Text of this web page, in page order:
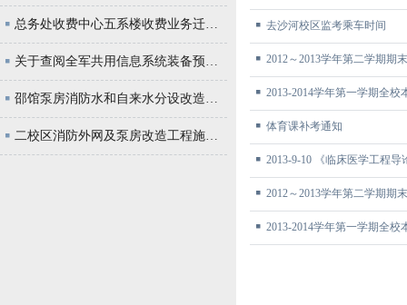
总务处收费中心五系楼收费业务迁址通知
关于查阅全军共用信息系统装备预研第一批指
邵馆泵房消防水和自来水分设改造工程施工公
二校区消防外网及泵房改造工程施工公告
去沙河校区监考乘车时间
2012～2013学年第二学期期
2013-2014学年第一学期全校
体育课补考通知
2013-9-10 《临床医学工程
2012～2013学年第二学期期
2013-2014学年第一学期全校